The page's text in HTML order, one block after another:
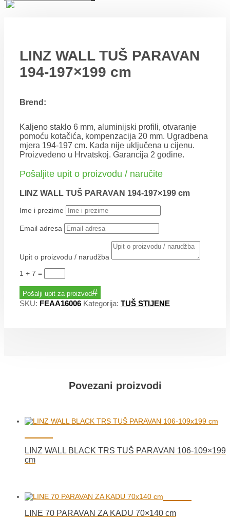
LINZ WALL TUŠ PARAVAN
194-197×199 cm
Brend:
Kaljeno staklo 6 mm, aluminijski profili, otvaranje
pomoću kotačića, kompenzacija 20 mm. Ugradbena
mjera 194-197 cm. Kada nije uključena u cijenu.
Proizvedeno u Hrvatskoj. Garancija 2 godine.
Pošaljite upit o proizvodu / naručite
LINZ WALL TUŠ PARAVAN 194-197×199 cm
Ime i prezime
Email adresa
Upit o proizvodu / narudžba
1 + 7 =
Pošalji upit za proizvod
SKU: FEAA16006 Kategorija: TUŠ STIJENE
Povezani proizvodi
LINZ WALL BLACK TRS TUŠ PARAVAN 106-109×199
cm
LINE 70 PARAVAN ZA KADU 70×140 cm